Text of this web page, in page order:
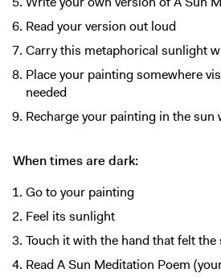
Read your version out loud
Carry this metaphorical sunlight
Place your painting somewhere
needed
Recharge your painting in the sun
When times are dark:
Go to your painting
Feel its sunlight
Touch it with the hand that felt the
Read A Sun Meditation Poem